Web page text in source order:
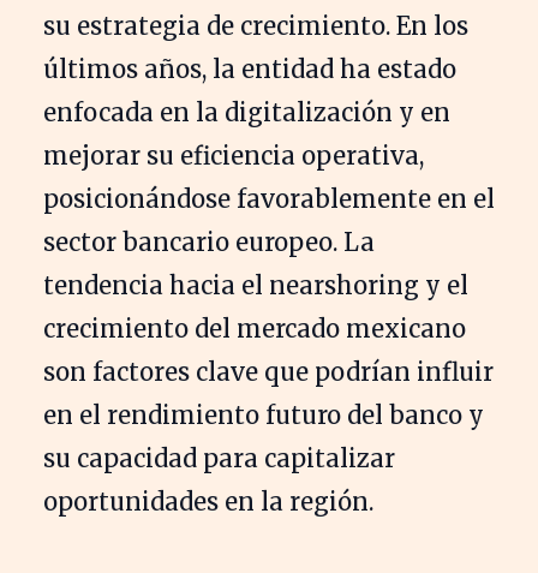
su estrategia de crecimiento. En los
últimos años, la entidad ha estado
enfocada en la digitalización y en
mejorar su eficiencia operativa,
posicionándose favorablemente en el
sector bancario europeo. La
tendencia hacia el nearshoring y el
crecimiento del mercado mexicano
son factores clave que podrían influir
en el rendimiento futuro del banco y
su capacidad para capitalizar
oportunidades en la región.